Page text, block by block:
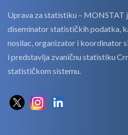
Uprava za statistiku – MONSTAT
diseminator statističkih podatka,
nosilac, organizator i koordinator
i predstavlja zvaničnu statistiku
statističkom sistemu.